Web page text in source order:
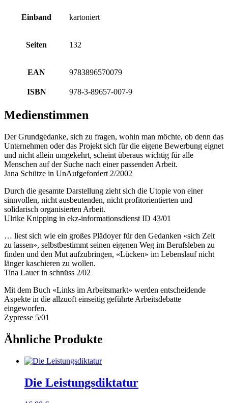
Einband kartoniert
Seiten 132
EAN 9783896570079
ISBN 978-3-89657-007-9
Medienstimmen
Der Grundgedanke, sich zu fragen, wohin man möchte, ob denn das
Unternehmen oder das Projekt sich für die eigene Bewerbung eignet
und nicht allein umgekehrt, scheint überaus wichtig für alle
Menschen auf der Suche nach einer passenden Arbeit.
Jana Schütze in UnAufgefordert 2/2002
Durch die gesamte Darstellung zieht sich die Utopie von einer
sinnvollen, nicht ausbeutenden, nicht profitorientierten und
solidarisch organisierten Arbeit.
Ulrike Knipping in ekz-informationsdienst ID 43/01
… liest sich wie ein großes Plädoyer für den Gedanken «sich Zeit
zu lassen», selbstbestimmt seinen eigenen Weg im Berufsleben zu
finden und den Mut aufzubringen, «Lücken» im Lebenslauf nicht
länger kaschieren zu wollen.
Tina Lauer in schnüss 2/02
Mit dem Buch «Links im Arbeitsmarkt» werden entscheidende
Aspekte in die allzuoft einseitig geführte Arbeitsdebatte
eingeworfen.
Zypresse 5/01
Ähnliche Produkte
Die Leistungsdiktatur